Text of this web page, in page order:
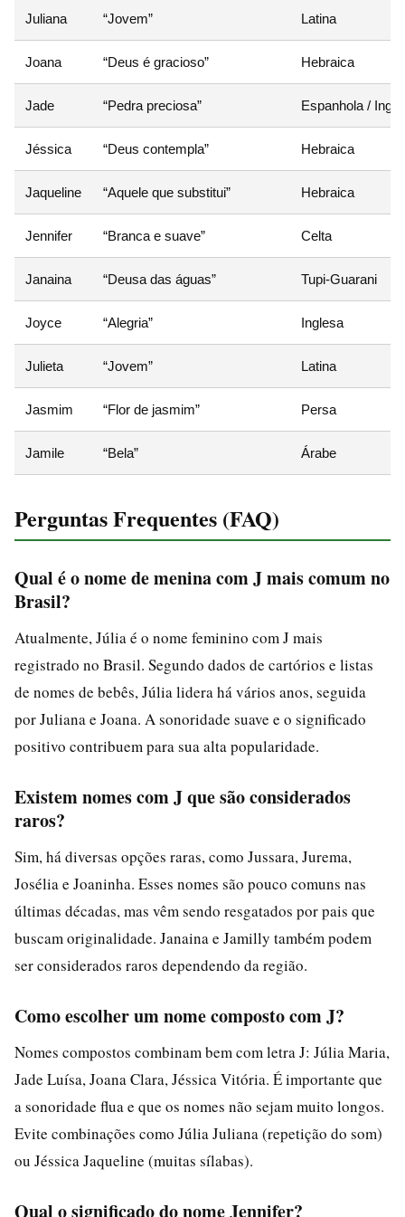
Juliana “Jovem” Latina
Joana “Deus é gracioso” Hebraica
Jade “Pedra preciosa” Espanhola /
Jéssica “Deus contempla” Hebraica
Jaqueline “Aquele que substitui” Hebraica
Jennifer “Branca e suave” Celta
Janaina “Deusa das águas” Tupi-Guarani
Joyce “Alegria” Inglesa
Julieta “Jovem” Latina
Jasmim “Flor de jasmim” Persa
Jamile “Bela” Árabe
Perguntas Frequentes (FAQ)
Qual é o nome de menina com J mais comum no
Brasil?
Atualmente, Júlia é o nome feminino com J mais
registrado no Brasil. Segundo dados de cartórios e listas
de nomes de bebês, Júlia lidera há vários anos, seguida
por Juliana e Joana. A sonoridade suave e o significado
positivo contribuem para sua alta popularidade.
Existem nomes com J que são considerados
raros?
Sim, há diversas opções raras, como Jussara, Jurema,
Josélia e Joaninha. Esses nomes são pouco comuns nas
últimas décadas, mas vêm sendo resgatados por pais que
buscam originalidade. Janaina e Jamilly também podem
ser considerados raros dependendo da região.
Como escolher um nome composto com J?
Nomes compostos combinam bem com letra J: Júlia Maria,
Jade Luísa, Joana Clara, Jéssica Vitória. É importante que
a sonoridade flua e que os nomes não sejam muito longos.
Evite combinações como Júlia Juliana (repetição do som)
ou Jéssica Jaqueline (muitas sílabas).
Qual o significado do nome Jennifer?